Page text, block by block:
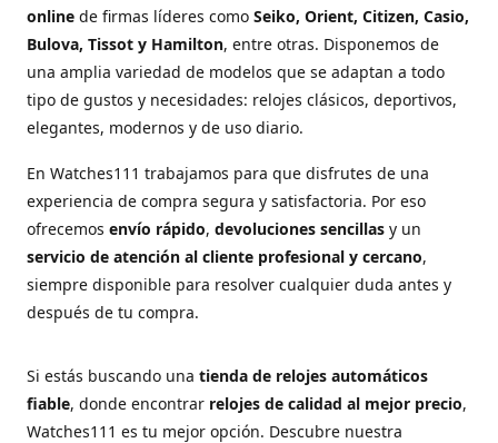
online de firmas líderes como Seiko, Orient, Citizen, Casio,
Bulova, Tissot y Hamilton, entre otras. Disponemos de
una amplia variedad de modelos que se adaptan a todo
tipo de gustos y necesidades: relojes clásicos, deportivos,
elegantes, modernos y de uso diario.
En Watches111 trabajamos para que disfrutes de una
experiencia de compra segura y satisfactoria. Por eso
ofrecemos envío rápido, devoluciones sencillas y un
servicio de atención al cliente profesional y cercano,
siempre disponible para resolver cualquier duda antes y
después de tu compra.
Si estás buscando una tienda de relojes automáticos
fiable, donde encontrar relojes de calidad al mejor precio,
Watches111 es tu mejor opción. Descubre nuestra